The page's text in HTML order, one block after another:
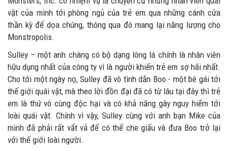
vật của mình tới phòng ngủ của trẻ em qua những cánh cửa
thần kỳ để dọa chúng, thông qua đó mang lại năng lượng cho
Monstropolis.
Sulley – một anh chàng có bộ dạng lông lá chính là nhân viên
hữu dụng nhất của công ty vì là người khiến trẻ em sợ hãi nhất.
Cho tới một ngày nọ, Sulley đã vô tình dẫn Boo - một bé gái tới
thế giới quái vật, mà theo lời đồn đại đã có từ lâu tại đây thì trẻ
em là thứ vô cùng độc hại và có khả năng gây nguy hiểm tới
loài quái vật. Chính vì vậy, Sulley cùng với anh bạn Mike của
mình đã phải rất vất vả để có thể che giấu và đưa Boo trở lại
với thế giới loài người.